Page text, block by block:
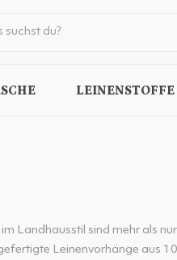
LEINENSTOFFE
Landhausstil sind mehr als
Leinenvorhänge aus